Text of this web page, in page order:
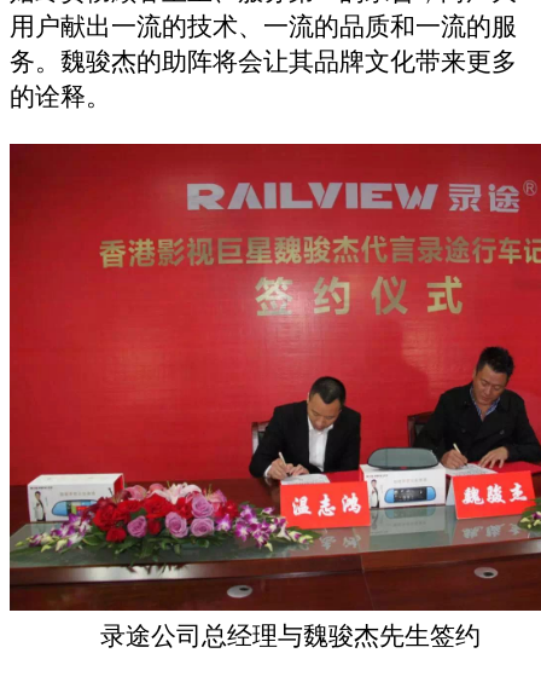
用户献出一流的技术、一流的品质和一流的服
务。魏骏杰的助阵将会让其品牌文化带来更多
的诠释。
录途公司总经理与魏骏杰先生签约